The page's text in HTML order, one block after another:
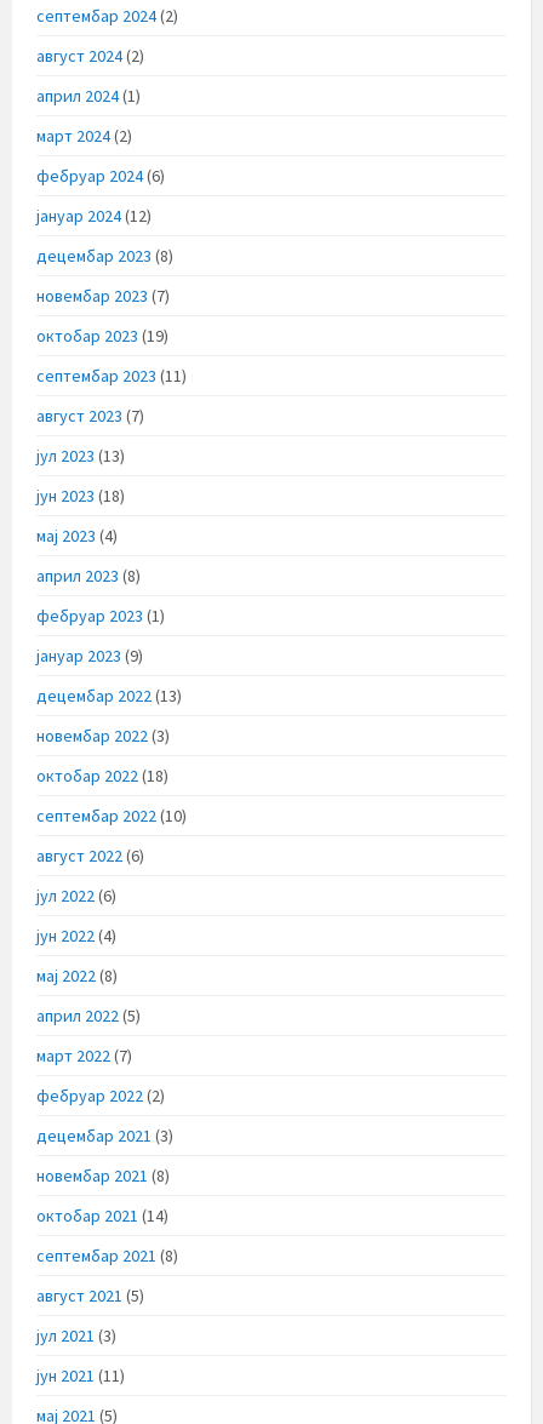
септембар 2024(2)
август 2024(2)
април 2024(1)
март 2024(2)
фебруар 2024(6)
јануар 2024(12)
децембар 2023 (8)
новембар 2023 (7)
октобар 2023 (19)
септембар 2023 (11)
август 2023 (7)
јул 2023 (13)
јун 2023 (18)
мај 2023 (4)
април 2023 (8)
фебруар 2023 (1)
јануар 2023 (9)
децембар 2022(13)
новембар 2022(3)
октобар 2022(18)
септембар 2022(10)
август 2022(6)
јул 2022(6)
јун 2022(4)
мај 2022(8)
април 2022(5)
март 2022(7)
фебруар 2022(2)
децембар 2021 (3)
новембар 2021 (8)
октобар 2021 (14)
септембар 2021 (8)
август 2021 (5)
јул 2021 (3)
јун 2021 (11)
мај 2021 (5)